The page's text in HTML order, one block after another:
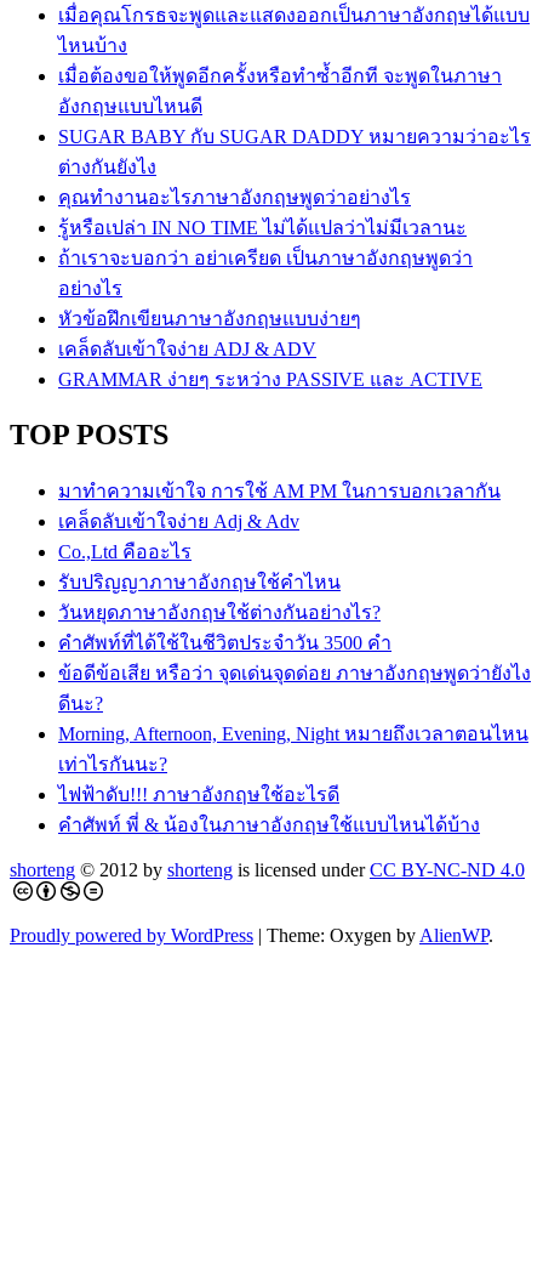
เมื่อคุณโกรธจะพูดและแสดงออกเป็นภาษาอังกฤษได้แบบ
ไหนบ้าง
เมื่อต้องขอให้พูดอีกครั้งหรือทำซ้ำอีกที จะพูดในภาษา
อังกฤษแบบไหนดี
SUGAR BABY กับ SUGAR DADDY หมายความว่าอะไร
ต่างกันยังไง
คุณทำงานอะไรภาษาอังกฤษพูดว่าอย่างไร
รู้หรือเปล่า IN NO TIME ไม่ได้แปลว่าไม่มีเวลานะ
ถ้าเราจะบอกว่า อย่าเครียด เป็นภาษาอังกฤษพูดว่า
อย่างไร
หัวข้อฝึกเขียนภาษาอังกฤษแบบง่ายๆ
เคล็ดลับเข้าใจง่าย ADJ & ADV
GRAMMAR ง่ายๆ ระหว่าง PASSIVE และ ACTIVE
TOP POSTS
มาทำความเข้าใจ การใช้ AM PM ในการบอกเวลากัน
เคล็ดลับเข้าใจง่าย Adj & Adv
Co.,Ltd คืออะไร
รับปริญญาภาษาอังกฤษใช้คำไหน
วันหยุดภาษาอังกฤษใช้ต่างกันอย่างไร?
คำศัพท์ที่ได้ใช้ในชีวิตประจำวัน 3500 คำ
ข้อดีข้อเสีย หรือว่า จุดเด่นจุดด่อย ภาษาอังกฤษพูดว่ายังไง
ดีนะ?
Morning, Afternoon, Evening, Night หมายถึงเวลาตอนไหน
เท่าไรกันนะ?
ไฟฟ้าดับ!!! ภาษาอังกฤษใช้อะไรดี
คำศัพท์ พี่ & น้องในภาษาอังกฤษใช้แบบไหนได้บ้าง
shorteng © 2012 by shorteng is licensed underCC BY-NC-ND 4.0
Proudly powered by WordPress | Theme: Oxygen by AlienWP.